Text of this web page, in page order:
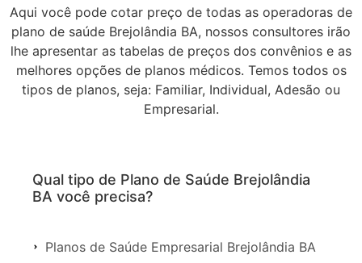
Aqui você pode cotar preço de todas as operadoras de
plano de saúde Brejolândia BA, nossos consultores irão
lhe apresentar as tabelas de preços dos convênios e as
melhores opções de planos médicos. Temos todos os
tipos de planos, seja: Familiar, Individual, Adesão ou
Empresarial.
Qual tipo de Plano de Saúde Brejolândia
BA você precisa?
Planos de Saúde Empresarial Brejolândia BA